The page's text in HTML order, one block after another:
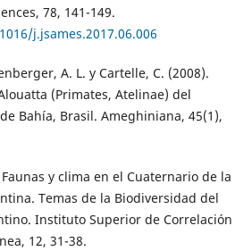
78, 141-149.
j.jsames.2017.06.006
A. L. y Cartelle, C. (2008).
(Primates, Atelinae) del
Bahía, Brasil. Ameghiniana, 45(1),
y clima en el Cuaternario de la
Temas de la Biodiversidad del
Instituto Superior de Correlación
12, 31-38.